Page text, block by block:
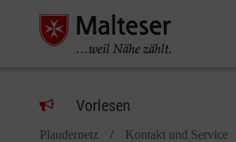
Vorlesen
Plaudernetz Kontakt und Service